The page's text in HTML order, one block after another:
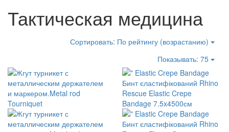
Тактическая медицина
Сортировать: По рейтингу (возрастанию)
Показывать: 75